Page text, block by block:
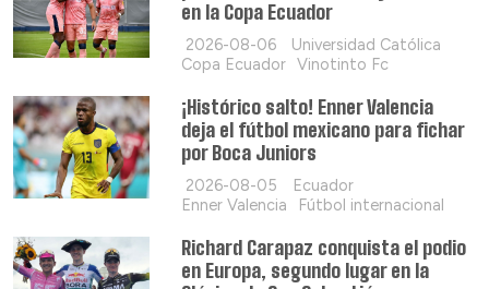
en la Copa Ecuador
2026-08-06
Universidad Católica
Copa Ecuador Vinotinto Fc
¡Histórico salto! Enner Valencia
deja el fútbol mexicano para fichar
por Boca Juniors
2026-08-05
Ecuador
Enner Valencia
Fútbol internacional
Richard Carapaz conquista el podio
en Europa, segundo lugar en la